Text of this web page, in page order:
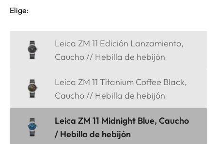
Elige:
Leica ZM 11 Edición Lanzamiento,
Caucho // Hebilla de hebijón
Leica ZM 11 Titanium Coffee Black,
Caucho // Hebilla de hebijón
Leica ZM 11 Midnight Blue, Caucho
/ Hebilla de hebijón